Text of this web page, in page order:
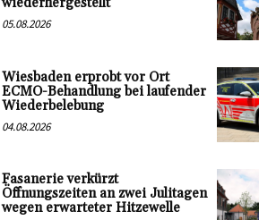
05.08.2026
Wiesbaden erprobt vor Ort
ECMO-Behandlung bei laufender
Wiederbelebung
04.08.2026
Fasanerie verkürzt
Öffnungszeiten an zwei Julitagen
wegen erwarteter Hitzewelle